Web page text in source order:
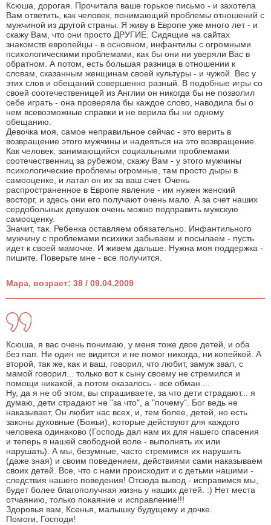
Ксюша, дорогая. Прочитала ваше горькое письмо - и захотела
Вам ответить, как человек, понимающий проблемы отношений с
мужчиной из другой страны. Я живу в Европе уже много лет - и
скажу Вам, что они просто ДРУГИЕ. Сидящие на сайтах
знакомств европейцы - в основном, инфантилы с огромными
психологическими проблемами, как бы они ни уверяли Вас в
обратном. А потом, есть большая разница в отношении к
словам, сказанным женщинам своей культуры - и чужой. Вес у
этих слов и обещаний совершенно разный. В подобные игры со
своей соотечественицей из Англии он никогда бы не позволил
себе играть - она проверяла бы каждое слово, наводила бы о
нем всевозможные справки и не верила бы ни одному
обещанию.
Девочка моя, самое неправильное сейчас - это верить в
возвращение этого мужчины и надеяться на это возвращение.
Как человек, занимающийся социальными проблемами
соотечественниц за рубежом, скажу Вам - у этого мужчины
психологические проблемы огромные, там просто дыры в
самооценке, и латал он их за ваш счет. Очень
распространенное в Европе явление - им нужен женский
восторг, и здесь они его получают очень мало. А за счет наших
сердобольных девушек очень можно подправить мужскую
самооценку.
Значит, так. Ребенка оставляем обязательно. Инфантильного
мужчину с проблемами психики забываем и посылаем - пусть
идет к своей мамочке. И живем дальше. Нужна моя поддержка -
пишите. Поверьте мне - все получится.
Мара, возраст: 38 / 09.04.2009
Ксюша, я вас очень понимаю, у меня тоже двое детей, и оба
без пап. Ни один не видится и не помог никогда, ни копейкой. А
второй, так же, как и ваш, говорил, что любит, замуж звал, с
мамой говорил... только вот к сыну своему не стремился и
помощи никакой, а потом оказалось - все обман....
Ну, да я не об этом, вы спрашиваете, за что дети страдают... я
думаю, дети страдают не "за что", а "почему". Бог ведь не
наказывает, Он любит нас всех, и, тем более, детей, но есть
законы духовные (Божьи), которые действуют для каждого
человека одинаково (Господь дал нам их для нашего спасения
и теперь в нашей свободной воле - выполнять их или
нарушать). А мы, безумные, часто стремимся их нарушить
(даже зная) и своим поведением, действиями сами наказываем
своих детей. Все, что с нами происходит и с детьми нашими -
следствия нашего поведения! Отсюда вывод - исправимся мы,
будет более благополучная жизнь у наших детей. :) Нет места
отчаянию, только покаяние и исправление!!!
Здоровья вам, Ксенья, малышку будущему и дочке.
Помоги, Господи!